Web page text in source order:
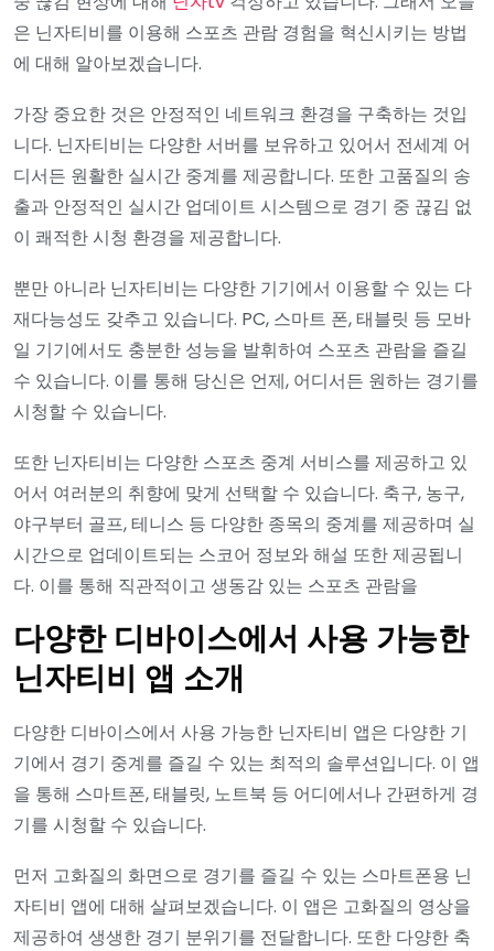
은 닌자티비를 이용해 스포츠 관람 경험을 혁신시키는 방법
에 대해 알아보겠습니다.
가장 중요한 것은 안정적인 네트워크 환경을 구축하는 것입
니다. 닌자티비는 다양한 서버를 보유하고 있어서 전세계 어
디서든 원활한 실시간 중계를 제공합니다. 또한 고품질의 송
출과 안정적인 실시간 업데이트 시스템으로 경기 중 끊김 없
이 쾌적한 시청 환경을 제공합니다.
뿐만 아니라 닌자티비는 다양한 기기에서 이용할 수 있는 다
재다능성도 갖추고 있습니다. PC, 스마트 폰, 태블릿 등 모바
일 기기에서도 충분한 성능을 발휘하여 스포츠 관람을 즐길
수 있습니다. 이를 통해 당신은 언제, 어디서든 원하는 경기를
시청할 수 있습니다.
또한 닌자티비는 다양한 스포츠 중계 서비스를 제공하고 있
어서 여러분의 취향에 맞게 선택할 수 있습니다. 축구, 농구,
야구부터 골프, 테니스 등 다양한 종목의 중계를 제공하며 실
시간으로 업데이트되는 스코어 정보와 해설 또한 제공됩니
다. 이를 통해 직관적이고 생동감 있는 스포츠 관람을
다양한 디바이스에서 사용 가능한
닌자티비 앱 소개
다양한 디바이스에서 사용 가능한 닌자티비 앱은 다양한 기
기에서 경기 중계를 즐길 수 있는 최적의 솔루션입니다. 이 앱
을 통해 스마트폰, 태블릿, 노트북 등 어디에서나 간편하게 경
기를 시청할 수 있습니다.
먼저 고화질의 화면으로 경기를 즐길 수 있는 스마트폰용 닌
자티비 앱에 대해 살펴보겠습니다. 이 앱은 고화질의 영상을
제공하여 생생한 경기 분위기를 전달합니다. 또한 다양한 축